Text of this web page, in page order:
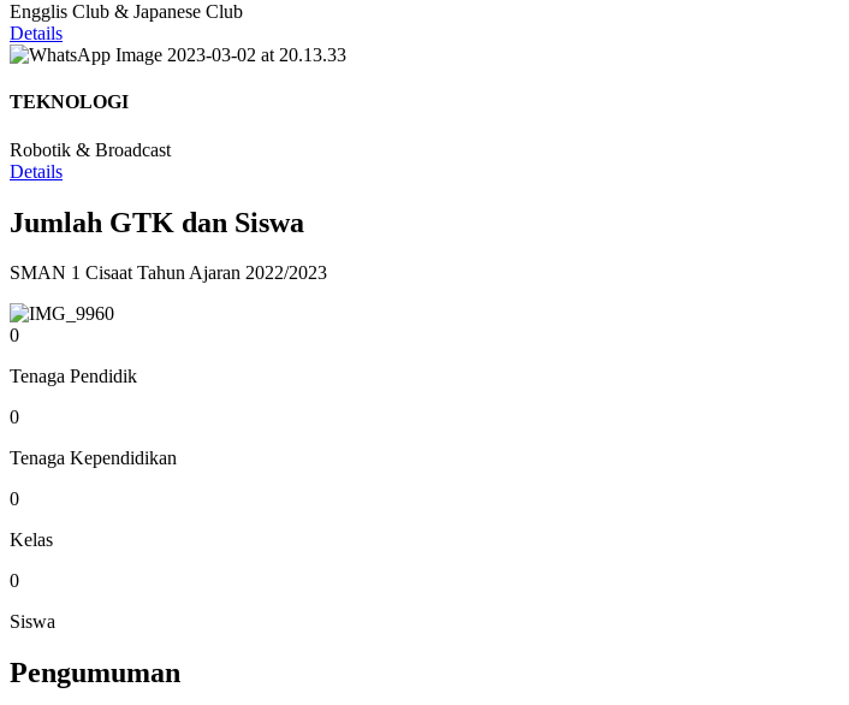
Engglis Club & Japanese Club
Details
TEKNOLOGI
Robotik & Broadcast
Details
Jumlah GTK dan Siswa
SMAN 1 Cisaat Tahun Ajaran 2022/2023
0
Tenaga Pendidik
0
Tenaga Kependidikan
0
Kelas
0
Siswa
Pengumuman